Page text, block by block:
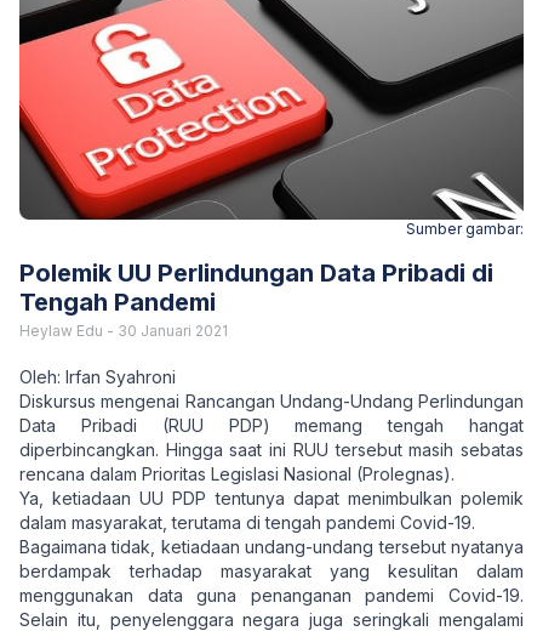
Sumber gambar:
Polemik UU Perlindungan Data Pribadi di
Tengah Pandemi
Heylaw Edu - 30 Januari 2021
Oleh: Irfan Syahroni
Diskursus mengenai Rancangan Undang-Undang Perlindungan
Data Pribadi (RUU PDP) memang tengah hangat
diperbincangkan. Hingga saat ini RUU tersebut masih sebatas
rencana dalam Prioritas Legislasi Nasional (Prolegnas).
Ya, ketiadaan UU PDP tentunya dapat menimbulkan polemik
dalam masyarakat, terutama di tengah pandemi Covid-19.
Bagaimana tidak, ketiadaan undang-undang tersebut nyatanya
berdampak terhadap masyarakat yang kesulitan dalam
menggunakan data guna penanganan pandemi Covid-19.
Selain itu, penyelenggara negara juga seringkali mengalami